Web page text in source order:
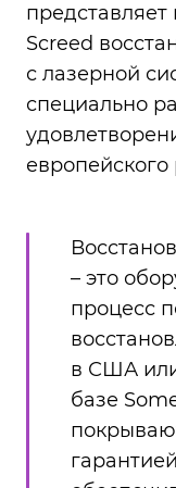
Screed
с лазерной
специально
европейского
– это
процесс
в США
базе